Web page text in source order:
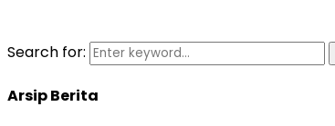
Search for:
Arsip Berita